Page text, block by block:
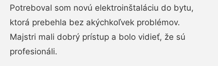
Potreboval som novú elektroinštaláciu do bytu,
ktorá prebehla bez akýchkoľvek problémov.
Majstri mali dobrý prístup a bolo vidieť, že sú
profesionáli.